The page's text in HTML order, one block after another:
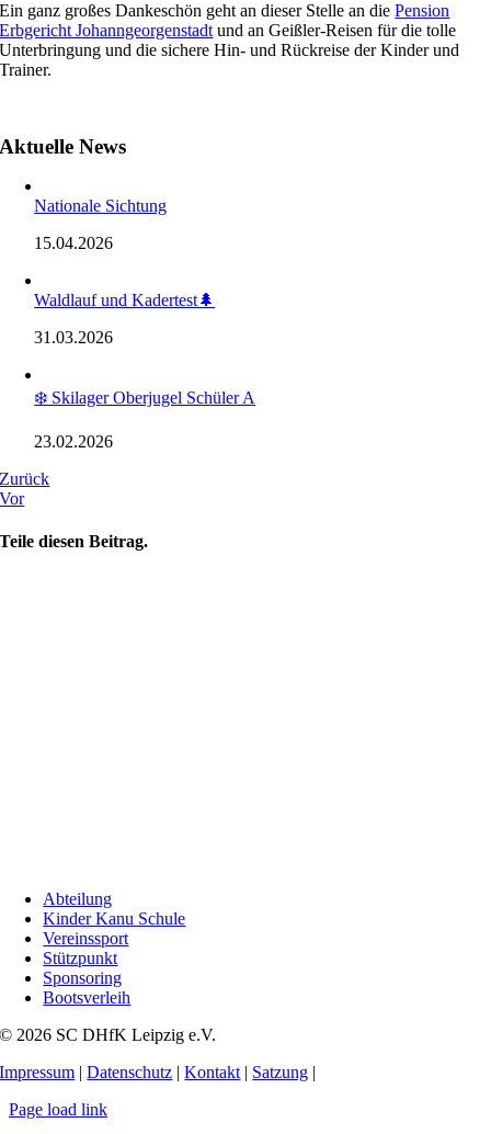
Ein ganz großes Dankeschön geht an dieser Stelle an diePension
Erbgericht Johanngeorgenstadt und an Geißler-Reisen für die tolle
Unterbringung und die sichere Hin- und Rückreise der Kinder und
Trainer.
Aktuelle News
Nationale Sichtung
15.04.2026
Waldlauf und Kadertest🌲
31.03.2026
❄️ Skilager Oberjugel Schüler A
23.02.2026
Zurück
Vor
Teile diesen Beitrag.
Abteilung
Kinder Kanu Schule
Vereinssport
Stützpunkt
Sponsoring
Bootsverleih
© 2026 SC DHfK Leipzig e.V.
Impressum |Datenschutz |Kontakt | Satzung |
Page load link